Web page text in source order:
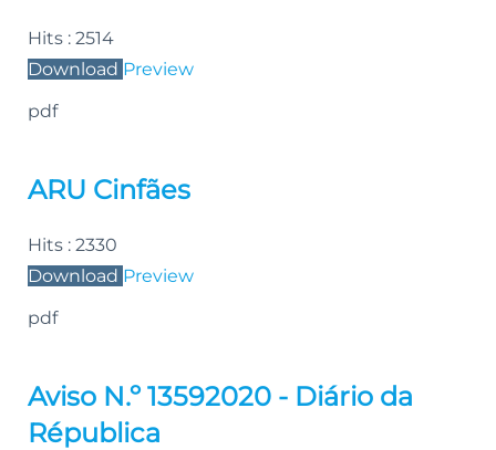
Hits : 2514
Download Preview
pdf
ARU Cinfães
Hits : 2330
Download Preview
pdf
Aviso N.º 13592020 - Diário da
Républica